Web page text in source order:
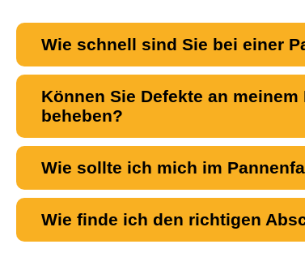
Wie schnell sind Sie bei einer
Können Sie Defekte an
beheben?
Wie sollte ich mich im
Wie finde ich den richtigen